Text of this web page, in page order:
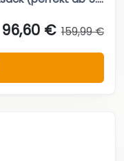
96,60 € 159,99 €